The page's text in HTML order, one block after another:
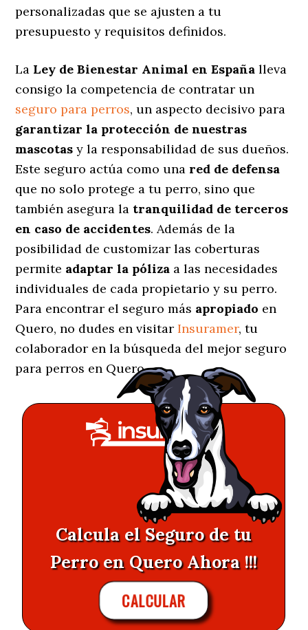
personalizadas que se ajusten a tu
presupuesto y requisitos definidos.
La Ley de Bienestar Animal en España lleva
consigo la competencia de contratar un
seguro para perros, un aspecto decisivo para
garantizar la protección de nuestras
mascotas y la responsabilidad de sus dueños.
Este seguro actúa como una red de defensa
que no solo protege a tu perro, sino que
también asegura la tranquilidad de terceros
en caso de accidentes. Además de la
posibilidad de customizar las coberturas
permite adaptar la póliza a las necesidades
individuales de cada propietario y su perro.
Para encontrar el seguro más apropiado en
Quero, no dudes en visitarInsuramer, tu
colaborador en la búsqueda del mejor seguro
para perros en Quero.
Calcula el Seguro de tu
Perro en Quero Ahora !!!
CALCULAR